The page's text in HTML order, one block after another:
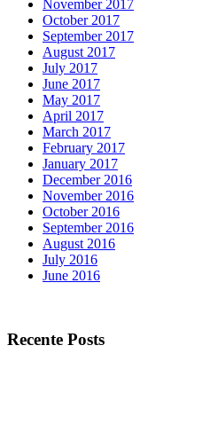
November 2017
October 2017
September 2017
August 2017
July 2017
June 2017
May 2017
April 2017
March 2017
February 2017
January 2017
December 2016
November 2016
October 2016
September 2016
August 2016
July 2016
June 2016
Recente Posts